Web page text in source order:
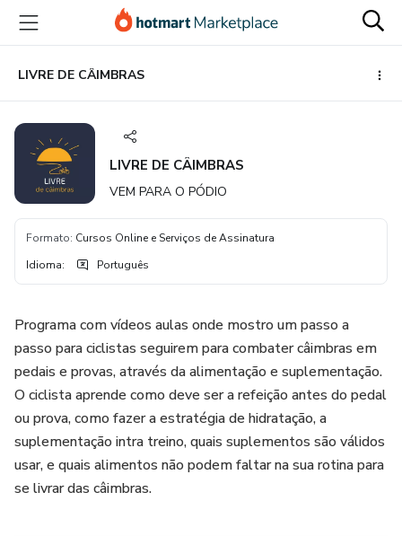
para
conteúdo
principal
para
pagamento
para
rodapé
LIVRE DE CÂIMBRAS
LIVRE DE CÂIMBRAS
VEM PARA O PÓDIO
Formato: Cursos Online e Serviços de Assinatura
Idioma: Português
Programa com vídeos aulas onde mostro um passo a
passo para ciclistas seguirem para combater câimbras em
pedais e provas, através da alimentação e suplementação.
O ciclista aprende como deve ser a refeição antes do pedal
ou prova, como fazer a estratégia de hidratação, a
suplementação intra treino, quais suplementos são válidos
usar, e quais alimentos não podem faltar na sua rotina para
se livrar das câimbras.